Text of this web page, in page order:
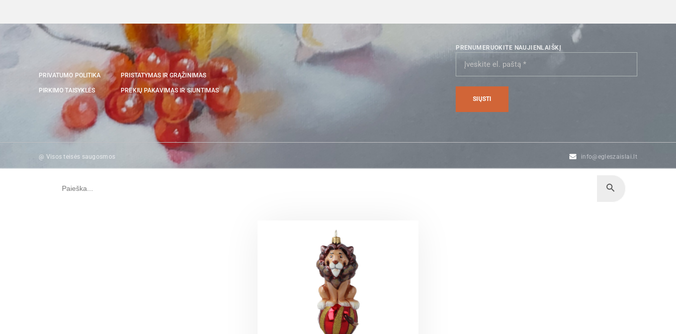
PRIVATUMO POLITIKA
PIRKIMO TAISYKLĖS
PRISTATYMAS IR GRĄŽINIMAS
PREKIŲ PAKAVIMAS IR SIUNTIMAS
PRENUMERUOKITE NAUJIENLAIŠKĮ
@ Visos teisės saugosmos info@egleszaislai.lt